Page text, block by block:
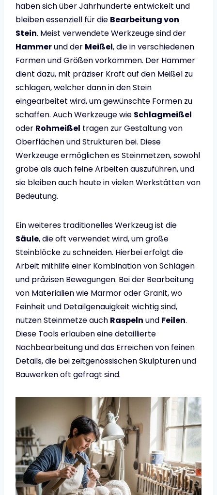
haben sich über Jahrhunderte entwickelt und
bleiben essenziell für die Bearbeitung von
Stein. Meist verwendete Werkzeuge sind der
Hammerund der Meißel, die in verschiedenen
Formen und Größen vorkommen. Der Hammer
dient dazu, mit präziser Kraft auf den Meißel zu
schlagen, welcher dann in den Stein
eingearbeitet wird, um gewünschte Formen zu
schaffen. Auch Werkzeuge wie Schlagmeißel
oder Rohmeißel tragen zur Gestaltung von
Oberflächen und Strukturen bei. Diese
Werkzeuge ermöglichen es Steinmetzen, sowohl
grobe als auch feine Arbeiten auszuführen, und
sie bleiben auch heute in vielen Werkstätten von
Bedeutung.
Ein weiteres traditionelles Werkzeug ist die
Säule, die oft verwendet wird, um große
Steinblöcke zu schneiden. Hierbei erfolgt die
Arbeit mithilfe einer Kombination von Schlägen
und präzisen Bewegungen. Bei der Bearbeitung
von Materialien wie Marmor oder Granit, wo
Feinheit und Detailgenauigkeit wichtig sind,
nutzen Steinmetze auch Raspeln und Feilen.
Diese Tools erlauben eine detaillierte
Nachbearbeitung und das Erreichen von feinen
Details, die bei zeitgenössischen Skulpturen und
Bauwerken oft gefragt sind.